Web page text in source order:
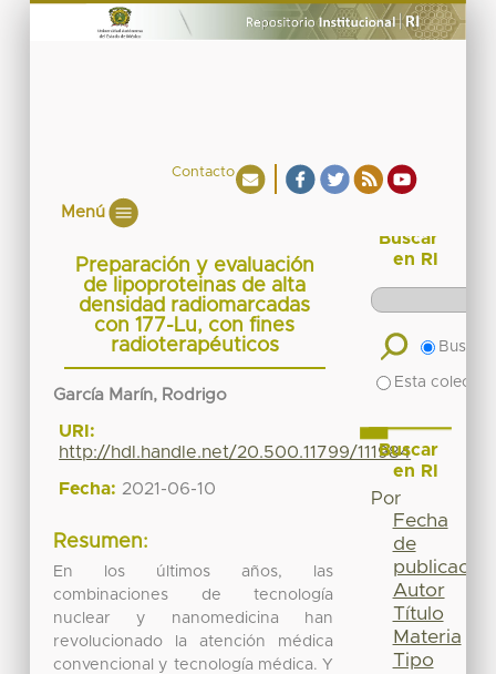
Contacto
Menú
Preparación y evaluación
de lipoproteinas de alta
densidad radiomarcadas
con 177-Lu, con fines
radioterapéuticos
García Marín, Rodrigo
URI:
http://hdl.handle.net/20.500.11799/111984
Fecha: 2021-06-10
Resumen:
En los últimos años, las
combinaciones de tecnología
nuclear y nanomedicina han
revolucionado la atención médica
convencional y tecnología médica. Y
Buscar
en RI
Buscar
Esta
Buscar
en RI
Por
Fecha
de
publicación
Autor
Título
Materia
Tipo